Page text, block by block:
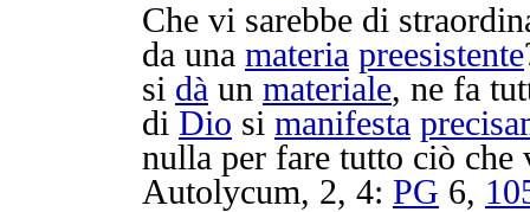
Che vi sarebbe di
da una materia preesistente
si dà un materiale, ne fa
di Dio si manifesta
nulla per fare tutto ciò che
Autolycum, 2, 4: PG 6,